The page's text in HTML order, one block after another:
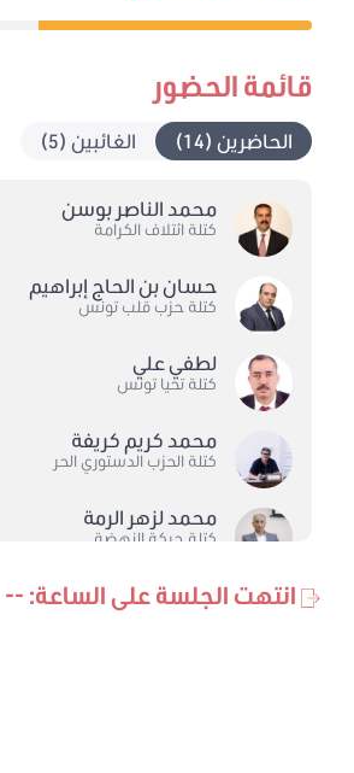
قائمة الحضور
الحاضرين (14) الغائبين (5)
محمد الناصر بوسن
كتلة ائتلاف الكرامة
حسان بن الحاج إبراهيم
كتلة حزب قلب تونس
لطفي علي
كتلة تحيا تونس
محمد كريم كريفة
كتلة الحزب الدستوري الحر
محمد لزهر الرمة
كتلة حركة النهضة
حاتم البوبكري
الكتلة الديمقراطية
انتهت الجلسة على الساعة: --